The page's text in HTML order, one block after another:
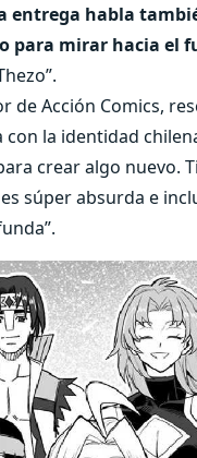
entrega habla
para mirar hacia el
de Acción Comics,
la identidad
crear algo nuevo.
súper absurda e